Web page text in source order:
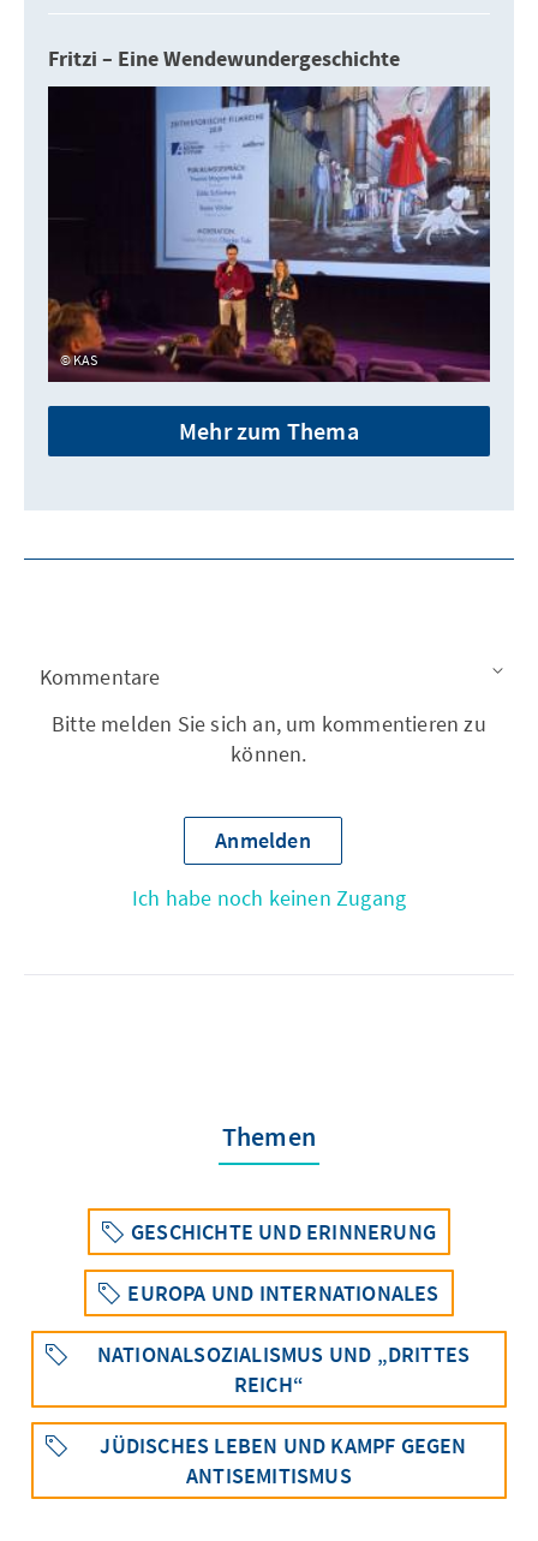
Fritzi – Eine Wendewundergeschichte
KAS
Mehr zum Thema
Kommentare
Bitte melden Sie sich an, um kommentieren zu
können.
Anmelden
Ich habe noch keinen Zugang
Themen
GESCHICHTE UND ERINNERUNG
EUROPA UND INTERNATIONALES
NATIONALSOZIALISMUS UND „DRITTES
REICH“
JÜDISCHES LEBEN UND KAMPF GEGEN
ANTISEMITISMUS